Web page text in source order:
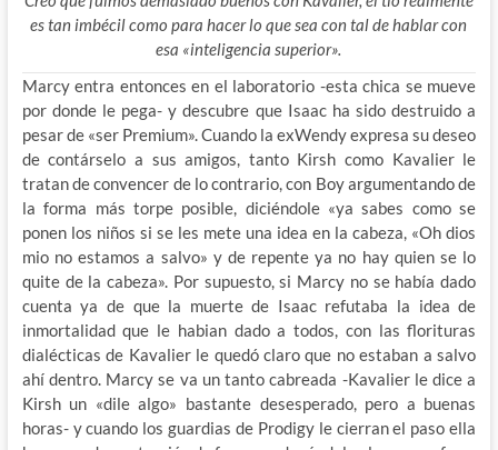
es tan imbécil como para hacer lo que sea con tal de hablar con
esa «inteligencia superior».
Marcy entra entonces en el laboratorio -esta chica se mueve
por donde le pega- y descubre que Isaac ha sido destruido a
pesar de «ser Premium». Cuando la exWendy expresa su deseo
de contárselo a sus amigos, tanto Kirsh como Kavalier le
tratan de convencer de lo contrario, con Boy argumentando de
la forma más torpe posible, diciéndole «ya sabes como se
ponen los niños si se les mete una idea en la cabeza, «Oh dios
mio no estamos a salvo» y de repente ya no hay quien se lo
quite de la cabeza». Por supuesto, si Marcy no se había dado
cuenta ya de que la muerte de Isaac refutaba la idea de
inmortalidad que le habian dado a todos, con las florituras
dialécticas de Kavalier le quedó claro que no estaban a salvo
ahí dentro. Marcy se va un tanto cabreada -Kavalier le dice a
Kirsh un «dile algo» bastante desesperado, pero a buenas
horas- y cuando los guardias de Prodigy le cierran el paso ella